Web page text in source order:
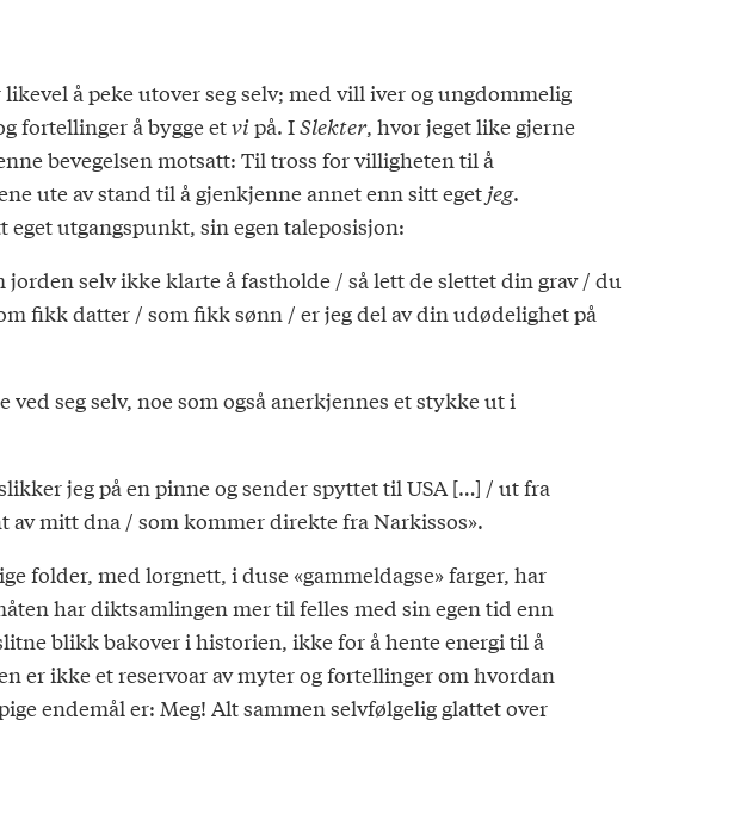
å peke utover seg selv; med vill iver og ungdommelig
fortellinger å bygge etvipå. ISlekter, hvor jeget like gjerne
bevegelsen motsatt: Til tross for villigheten til å
ute av stand til å gjenkjenne annet enn sitt eget jeg.
utgangspunkt, sin egen taleposisjon:
selv ikke klarte å fastholde / så lett de slettet din grav / du
fikk datter / som fikk sønn / er jeg del av din udødelighet på
seg selv, noe som også anerkjennes et stykke ut i
jeg på en pinne og sender spyttet til USA […] / ut fra
mitt dna / som kommer direkte fra Narkissos».
folder, med lorgnett, i duse «gammeldagse» farger, har
har diktsamlingen mer til felles med sin egen tid enn
blikk bakover i historien, ikke for å hente energi til å
er ikke et reservoar av myter og fortellinger om hvordan
endemål er: Meg! Alt sammen selvfølgelig glattet over